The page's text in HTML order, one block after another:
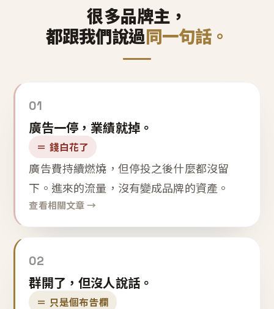
很多品牌主，
都跟我們說過同一句話。
01
廣告一停，業績就掉。
＝ 錢白花了
廣告費持續燃燒，但停投之後什麼都沒留
下。進來的流量，沒有變成品牌的資產。
查看相關文章 →
02
群開了，但沒人說話。
＝ 只是個布告欄